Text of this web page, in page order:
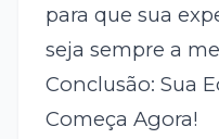
para que sua
seja sempre a
Conclusão: Sua
Começa Agora!